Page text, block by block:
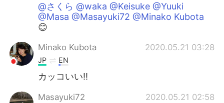
@さくら @waka @Keisuke @Yuuki
@Masa @Masayuki72 @Minako Kubota
😊
Minako Kubota 2020.05.21 03:28
JP EN
カッコいい‼️
Masayuki72 2020.05.21 02:58